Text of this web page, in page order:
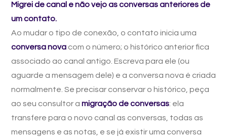
Migrei de canal e não vejo as conversas anteriores de
um contato.
Ao mudar o tipo de conexão, o contato inicia uma
conversa nova com o número; o histórico anterior fica
associado ao canal antigo. Escreva para ele (ou
aguarde a mensagem dele) e a conversa nova é criada
normalmente. Se precisar conservar o histórico, peça
ao seu consultor a migração de conversas: ela
transfere para o novo canal as conversas, todas as
mensagens e as notas, e se já existir uma conversa